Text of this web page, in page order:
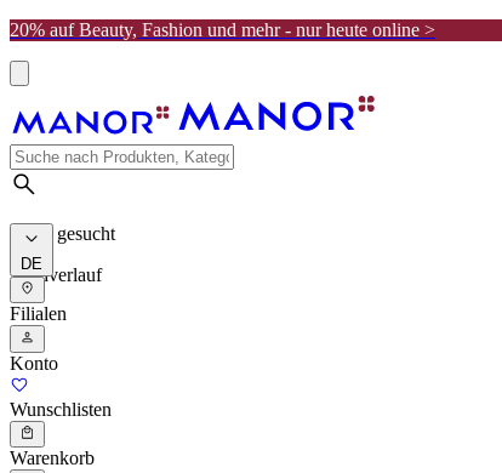
20% auf Beauty, Fashion und mehr - nur heute online >
Meist gesucht
Suchverlauf
DE
Filialen
Konto
Wunschlisten
Warenkorb